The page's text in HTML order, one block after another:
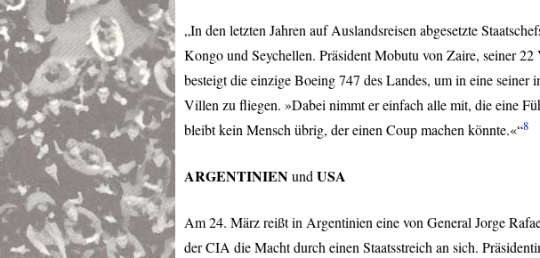
„In den letzten Jahren auf Auslandsreisen abgesetzte
Kongo und Seychellen. Präsident Mobutu von Zaire, seiner
besteigt die einzige Boeing 747 des Landes, um in eine
Villen zu fliegen. »Dabei nimmt er einfach alle mit, die eine
bleibt kein Mensch übrig, der einen Coup machen könnte.«“8
ARGENTINIENund USA
Am 24. März reißt in Argentinien eine von General Jorge
derCIA die Macht durch einen Staatsstreich an sich.